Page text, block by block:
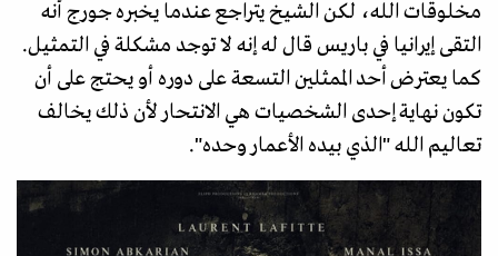
مخلوقات الله، لكن الشيخ يتراجع عندما يخبره جورج أنه
التقى إيرانيا في باريس قال له إنه لا توجد مشكلة في التمثيل.
كما يعترض أحد الممثلين التسعة على دوره أو يحتج على أن
تكون نهاية إحدى الشخصيات هي الانتحار لأن ذلك يخالف
تعاليم الله "الذي بيده الأعمار وحده".